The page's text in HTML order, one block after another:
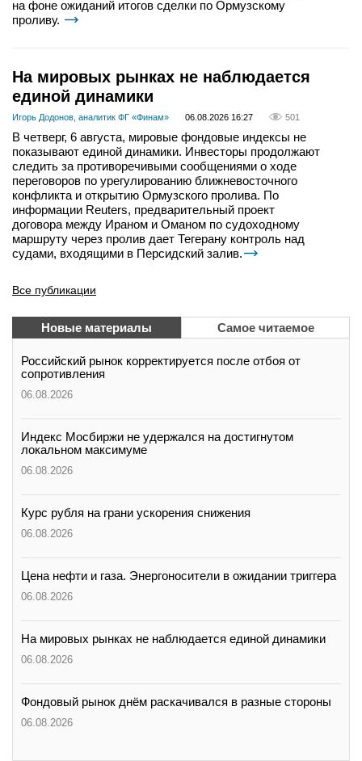
на фоне ожиданий итогов сделки по Ормузскому
проливу.
На мировых рынках не наблюдается
единой динамики
Игорь Додонов, аналитик ФГ «Финам» 06.08.2026 16:27 501
В четверг, 6 августа, мировые фондовые индексы не
показывают единой динамики. Инвесторы продолжают
следить за противоречивыми сообщениями о ходе
переговоров по урегулированию ближневосточного
конфликта и открытию Ормузского пролива. По
информации Reuters, предварительный проект
договора между Ираном и Оманом по судоходному
маршруту через пролив дает Тегерану контроль над
судами, входящими в Персидский залив.
Все публикации
Новые материалы Самое читаемое
Российский рынок корректируется после отбоя от
сопротивления
06.08.2026
Индекс Мосбиржи не удержался на достигнутом
локальном максимуме
06.08.2026
Курс рубля на грани ускорения снижения
06.08.2026
Цена нефти и газа. Энергоносители в ожидании триггера
06.08.2026
На мировых рынках не наблюдается единой динамики
06.08.2026
Фондовый рынок днём раскачивался в разные стороны
06.08.2026